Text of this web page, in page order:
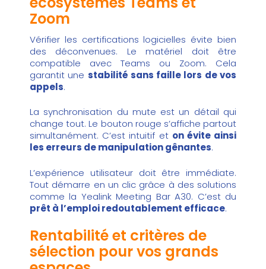
Zoom
Vérifier les certifications logicielles évite bien
des déconvenues. Le matériel doit être
compatible avec Teams ou Zoom. Cela
garantit une stabilité sans faille lors de vos
appels.
La synchronisation du mute est un détail qui
change tout. Le bouton rouge s’affiche partout
simultanément. C’est intuitif et on évite ainsi
les erreurs de manipulation gênantes.
L’expérience utilisateur doit être immédiate.
Tout démarre en un clic grâce à des solutions
comme la Yealink Meeting Bar A30. C’est du
prêt à l’emploi redoutablement efficace.
Rentabilité et critères de
sélection pour vos grands